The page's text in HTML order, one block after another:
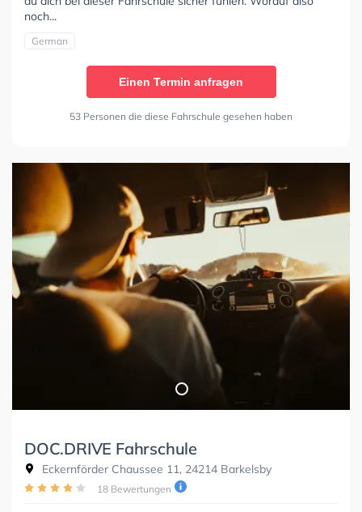
noch...
German
Einen Termin anfragen
53 Personen die diese Fahrschule gesehen haben
DOC.DRIVE Fahrschule
Eckernförder Chaussee 11, 24214 Barkelsby
18 Bewertungen